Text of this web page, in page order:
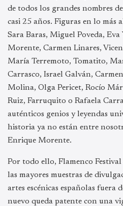
de todos los grandes nombres
casi 25 años. Figuras en lo más
Sara Baras, Miguel Poveda, Eva
Morente, Carmen Linares,
María Terremoto, Tomatito,
Carrasco, Israel Galván,
Molina, Olga Pericet, Rocío
Ruiz, Farruquito o Rafaela
auténticos genios y leyendas
historia ya no están entre
Enrique Morente.
Por todo ello, Flamenco
las mayores muestras de
artes escénicas españolas fuera
nuevo queda patente con una